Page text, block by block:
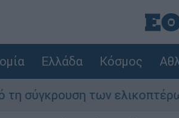
Ελλάδα Κόσμος
των ελικοπτέρων στη Ψάθα